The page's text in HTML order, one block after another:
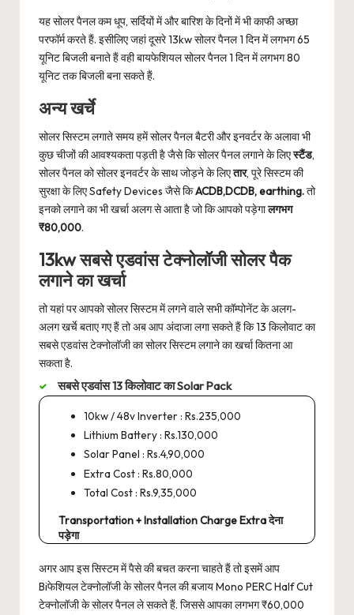
यह सोलर पैनल कम धूप, सर्दियों में और बारिश के दिनों में भी काफी अच्छा
परफॉर्म करते हैं. इसीलिए जहां दूसरे 13kw सोलर पैनल 1 दिन में लगभग 65
यूनिट बिजली बनाते हैं वही बायफेशियल सोलर पैनल 1 दिन में लगभग 80
यूनिट तक बिजली बना सकते हैं.
अन्य खर्चे
सोलर सिस्टम लगाते समय हमें सोलर पैनल बैटरी और इनवर्टर के अलावा भी
कुछ चीजों की आवश्यकता पड़ती है जैसे कि सोलर पैनल लगाने के लिएस्टैंड,
सोलर पैनल को सोलर इनवर्टर के साथ जोड़ने के लिएतार, पूरे सिस्टम की
सुरक्षा के लिए Safety Devices जैसे किACDB,DCDB, earthing.तो
इनको लगाने का भी खर्चा अलग से आता है जो कि आपको पड़ेगालगभग
₹80,000.
13kw सबसे एडवांस टेक्नोलॉजी सोलर पैक
लगाने का खर्चा
तो यहां पर आपको सोलर सिस्टम में लगने वाले सभी कॉम्पोनेंट के अलग-
अलग खर्चे बताए गए हैं तो अब आप अंदाजा लगा सकते हैं कि 13 किलोवाट का
सबसे एडवांस टेक्नोलॉजी का सोलर सिस्टम लगाने का खर्चा कितना आ
सकता है.
सबसे एडवांस 13 किलोवाट का Solar Pack
10kw / 48v Inverter : Rs.235,000
Lithium Battery : Rs.130,000
Solar Panel : Rs.4,90,000
Extra Cost : Rs.80,000
Total Cost : Rs.9,35,000
Transportation + Installation Charge Extra देना
पड़ेगा
अगर आप इस सिस्टम में पैसे की बचत करना चाहते हैं तो इसमें आप
Biफेशियल टेक्नोलॉजी के सोलर पैनल की बजाय Mono PERC Half Cut
टेक्नोलॉजी के सोलर पैनल ले सकते हैं. जिससे आपका लगभग ₹60,000